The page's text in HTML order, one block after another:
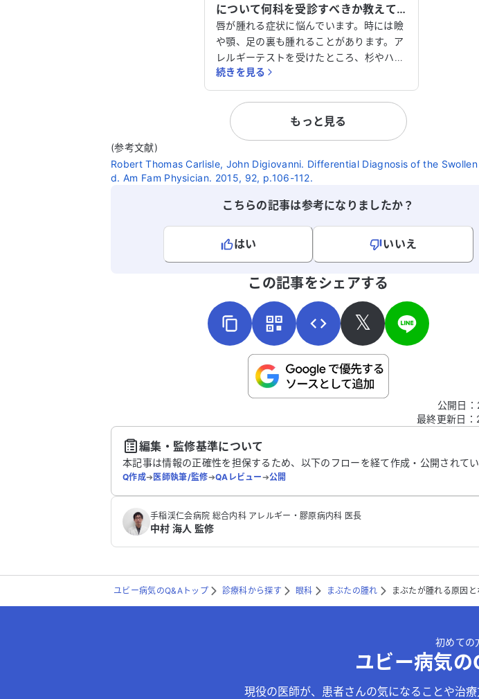
について何科を受診すべきか教えて
ください。
唇が腫れる症状に悩んでいます。時には瞼
や顎、足の裏も腫れることがあります。ア
レルギーテストを受けたところ、杉やハウ
スダスト、猫に対するアレルギーがあると
診断されました。しかし、これまでに訪れ
た2軒のクリニックでは、原因が特定でき
ないと言われ、抗ヒスタミン薬を処方され
ました。 この症状は、花粉の少ない季節
現れます。どの科を受診すべきか、また今
後どのように対処すれば良いのか、アドバ
イスをいただけると助かります。どうかよ
続きを見る
もっと見る
(参考文献)
Robert Thomas Carlisle, John Digiovanni. Differential Diagnosis of the
d. Am Fam Physician. 2015, 92, p.106-112.
こちらの記事は参考になりましたか？
はい
いいえ
こちらは送信専用のフォームです。氏名やご自身の病気の詳細などの個人情報は入れな
この記事をシェアする
𝕏
公開日 ：
最終更新日 ：
編集・監修基準について
本記事は情報の正確性を担保するため、以下のフローを経て作成・公開されてい
Q作成➔医師執筆/監修➔QAレビュー➔公開
手稲渓仁会病院 総合内科 アレルギー・膠原病内科 医長
中村 海人 監修
ユビー病気のQ&Aトップ 診療科から探す 眼科 まぶたの腫れ まぶたが腫れる原因
初めての
ユビー病気の
現役の医師が、患者さんの気になることや治